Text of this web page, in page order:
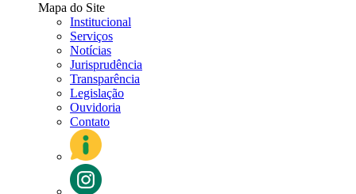
Mapa do Site
Institucional
Serviços
Notícias
Jurisprudência
Transparência
Legislação
Ouvidoria
Contato